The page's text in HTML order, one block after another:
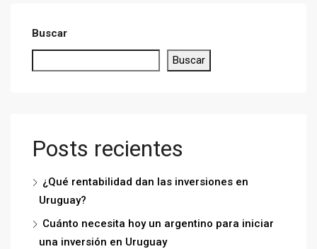
Buscar
Buscar
Posts recientes
¿Qué rentabilidad dan las inversiones en
Uruguay?
Cuánto necesita hoy un argentino para iniciar
una inversión en Uruguay